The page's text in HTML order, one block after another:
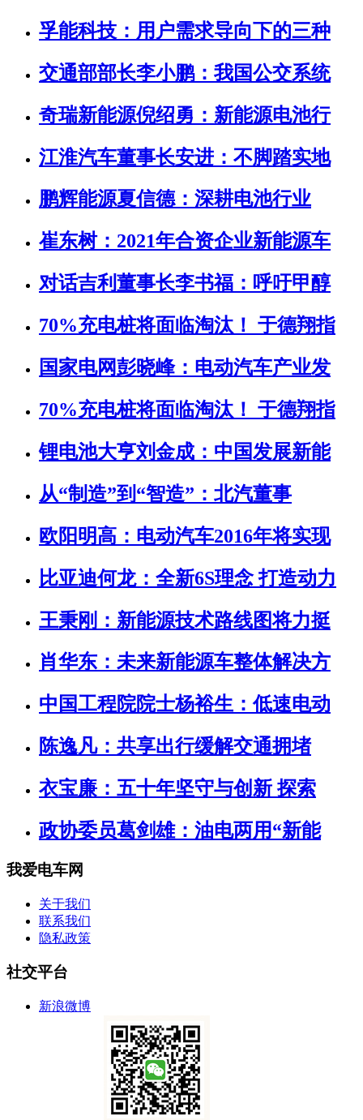
孚能科技：用户需求导向下的三种
交通部部长李小鹏：我国公交系统
奇瑞新能源倪绍勇：新能源电池行
江淮汽车董事长安进：不脚踏实地
鹏辉能源夏信德：深耕电池行业
崔东树：2021年合资企业新能源车
对话吉利董事长李书福：呼吁甲醇
70%充电桩将面临淘汰！ 于德翔指
国家电网彭晓峰：电动汽车产业发
70%充电桩将面临淘汰！ 于德翔指
锂电池大亨刘金成：中国发展新能
从“制造”到“智造”：北汽董事
欧阳明高：电动汽车2016年将实现
比亚迪何龙：全新6S理念 打造动力
王秉刚：新能源技术路线图将力挺
肖华东：未来新能源车整体解决方
中国工程院院士杨裕生：低速电动
陈逸凡：共享出行缓解交通拥堵
衣宝廉：五十年坚守与创新 探索
政协委员葛剑雄：油电两用“新能
我爱电车网
关于我们
联系我们
隐私政策
社交平台
新浪微博